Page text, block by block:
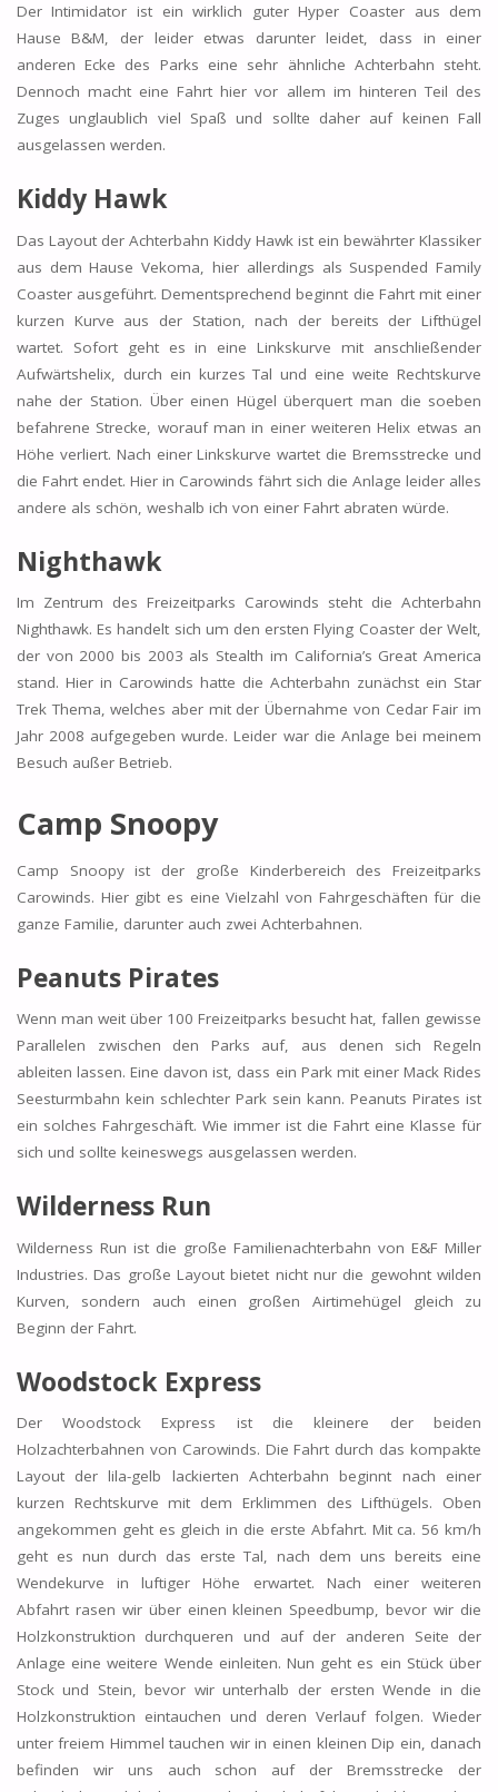
Der Intimidator ist ein wirklich guter Hyper Coaster aus dem
Hause B&M, der leider etwas darunter leidet, dass in einer
anderen Ecke des Parks eine sehr ähnliche Achterbahn steht.
Dennoch macht eine Fahrt hier vor allem im hinteren Teil des
Zuges unglaublich viel Spaß und sollte daher auf keinen Fall
ausgelassen werden.
Kiddy Hawk
Das Layout der Achterbahn Kiddy Hawk ist ein bewährter Klassiker
aus dem Hause Vekoma, hier allerdings als Suspended Family
Coaster ausgeführt. Dementsprechend beginnt die Fahrt mit einer
kurzen Kurve aus der Station, nach der bereits der Lifthügel
wartet. Sofort geht es in eine Linkskurve mit anschließender
Aufwärtshelix, durch ein kurzes Tal und eine weite Rechtskurve
nahe der Station. Über einen Hügel überquert man die soeben
befahrene Strecke, worauf man in einer weiteren Helix etwas an
Höhe verliert. Nach einer Linkskurve wartet die Bremsstrecke und
die Fahrt endet. Hier in Carowinds fährt sich die Anlage leider alles
andere als schön, weshalb ich von einer Fahrt abraten würde.
Nighthawk
Im Zentrum des Freizeitparks Carowinds steht die Achterbahn
Nighthawk. Es handelt sich um den ersten Flying Coaster der Welt,
der von 2000 bis 2003 als Stealth im California’s Great America
stand. Hier in Carowinds hatte die Achterbahn zunächst ein Star
Trek Thema, welches aber mit der Übernahme von Cedar Fair im
Jahr 2008 aufgegeben wurde. Leider war die Anlage bei meinem
Besuch außer Betrieb.
Camp Snoopy
Camp Snoopy ist der große Kinderbereich des Freizeitparks
Carowinds. Hier gibt es eine Vielzahl von Fahrgeschäften für die
ganze Familie, darunter auch zwei Achterbahnen.
Peanuts Pirates
Wenn man weit über 100 Freizeitparks besucht hat, fallen gewisse
Parallelen zwischen den Parks auf, aus denen sich Regeln
ableiten lassen. Eine davon ist, dass ein Park mit einer Mack Rides
Seesturmbahn kein schlechter Park sein kann. Peanuts Pirates ist
ein solches Fahrgeschäft. Wie immer ist die Fahrt eine Klasse für
sich und sollte keineswegs ausgelassen werden.
Wilderness Run
Wilderness Run ist die große Familienachterbahn von E&F Miller
Industries. Das große Layout bietet nicht nur die gewohnt wilden
Kurven, sondern auch einen großen Airtimehügel gleich zu
Beginn der Fahrt.
Woodstock Express
Der Woodstock Express ist die kleinere der beiden
Holzachterbahnen von Carowinds. Die Fahrt durch das kompakte
Layout der lila-gelb lackierten Achterbahn beginnt nach einer
kurzen Rechtskurve mit dem Erklimmen des Lifthügels. Oben
angekommen geht es gleich in die erste Abfahrt. Mit ca. 56 km/h
geht es nun durch das erste Tal, nach dem uns bereits eine
Wendekurve in luftiger Höhe erwartet. Nach einer weiteren
Abfahrt rasen wir über einen kleinen Speedbump, bevor wir die
Holzkonstruktion durchqueren und auf der anderen Seite der
Anlage eine weitere Wende einleiten. Nun geht es ein Stück über
Stock und Stein, bevor wir unterhalb der ersten Wende in die
Holzkonstruktion eintauchen und deren Verlauf folgen. Wieder
unter freiem Himmel tauchen wir in einen kleinen Dip ein, danach
befinden wir uns auch schon auf der Bremsstrecke der